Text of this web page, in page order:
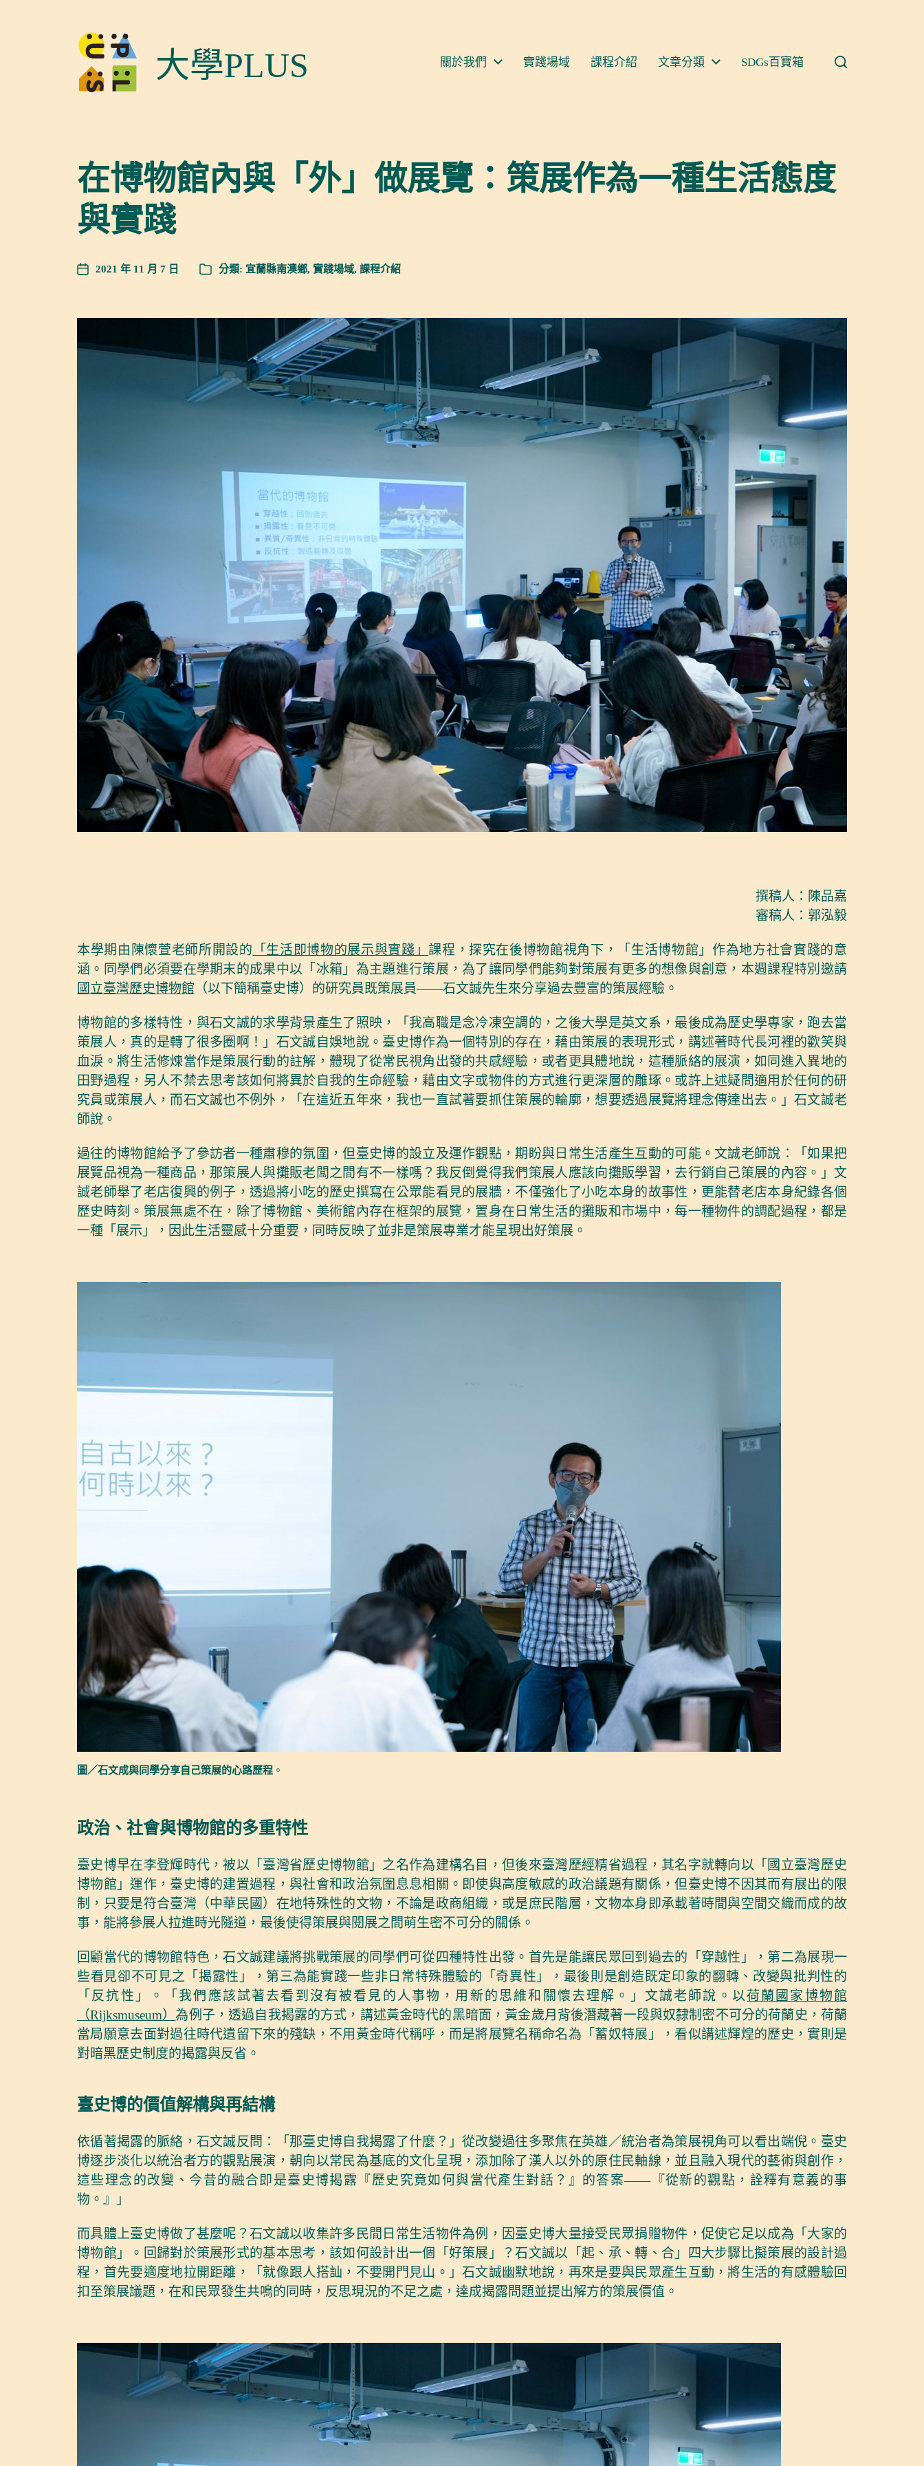
大學PLUS 關於我們 實踐場域 課程介紹 文章分類 SDGs百寶箱
在博物館內與「外」做展覽：策展作為一種生活態度
與實踐
2021 年 11 月 7 日 分類: 宜蘭縣南澳鄉, 實踐場域, 課程介紹
撰稿人：陳品嘉
審稿人：郭泓毅
本學期由陳懷萱老師所開設的 「生活即博物的展示與實踐」課程，探究在後博物館視角下，「生活博物館」作為地方社會實踐的意
涵。同學們必須要在學期末的成果中以「冰箱」為主題進行策展，為了讓同學們能夠對策展有更多的想像與創意，本週課程特別邀請
國立臺灣歷史博物館 （以下簡稱臺史博）的研究員既策展員——石文誠先生來分享過去豐富的策展經驗。
博物館的多樣特性，與石文誠的求學背景產生了照映，「我高職是念冷凍空調的，之後大學是英文系，最後成為歷史學專家，跑去當
策展人，真的是轉了很多圈啊！」石文誠自娛地說。臺史博作為一個特別的存在，藉由策展的表現形式，講述著時代長河裡的歡笑與
血淚。將生活修煉當作是策展行動的註解，體現了從常民視角出發的共感經驗，或者更具體地說，這種脈絡的展演，如同進入異地的
田野過程，另人不禁去思考該如何將異於自我的生命經驗，藉由文字或物件的方式進行更深層的雕琢。或許上述疑問適用於任何的研
究員或策展人，而石文誠也不例外，「在這近五年來，我也一直試著要抓住策展的輪廓，想要透過展覽將理念傳達出去。」石文誠老
師說。
過往的博物館給予了參訪者一種肅穆的氛圍，但臺史博的設立及運作觀點，期盼與日常生活產生互動的可能。文誠老師說：「如果把
展覽品視為一種商品，那策展人與攤販老闆之間有不一樣嗎？我反倒覺得我們策展人應該向攤販學習，去行銷自己策展的內容。」文
誠老師舉了老店復興的例子，透過將小吃的歷史撰寫在公眾能看見的展牆，不僅強化了小吃本身的故事性，更能替老店本身紀錄各個
歷史時刻。策展無處不在，除了博物館、美術館內存在框架的展覽，置身在日常生活的攤販和市場中，每一種物件的調配過程，都是
一種「展示」，因此生活靈感十分重要，同時反映了並非是策展專業才能呈現出好策展。
圖／石文成與同學分享自己策展的心路歷程 。
政治、社會與博物館的多重特性
臺史博早在李登輝時代，被以「臺灣省歷史博物館」之名作為建構名目，但後來臺灣歷經精省過程，其名字就轉向以「國立臺灣歷史
博物館」運作，臺史博的建置過程，與社會和政治氛圍息息相關。即使與高度敏感的政治議題有關係，但臺史博不因其而有展出的限
制，只要是符合臺灣（中華民國）在地特殊性的文物，不論是政商組織，或是庶民階層，文物本身即承載著時間與空間交織而成的故
事，能將參展人拉進時光隧道，最後使得策展與閱展之間萌生密不可分的關係。
回顧當代的博物館特色，石文誠建議將挑戰策展的同學們可從四種特性出發。首先是能讓民眾回到過去的「穿越性」，第二為展現一
些看見卻不可見之「揭露性」，第三為能實踐一些非日常特殊體驗的「奇異性」，最後則是創造既定印象的翻轉、改變與批判性的
「反抗性」。「我們應該試著去看到沒有被看見的人事物，用新的思維和關懷去理解。」文誠老師說。以荷蘭國家博物館
（Rijksmuseum）為例子，透過自我揭露的方式，講述黃金時代的黑暗面，黃金歲月背後潛藏著一段與奴隸制密不可分的荷蘭史，荷蘭
當局願意去面對過往時代遺留下來的殘缺，不用黃金時代稱呼，而是將展覽名稱命名為「蓄奴特展」，看似講述輝煌的歷史，實則是
對暗黑歷史制度的揭露與反省。
臺史博的價值解構與再結構
依循著揭露的脈絡，石文誠反問：「那臺史博自我揭露了什麼？」從改變過往多聚焦在英雄／統治者為策展視角可以看出端倪。臺史
博逐步淡化以統治者方的觀點展演，朝向以常民為基底的文化呈現，添加除了漢人以外的原住民軸線，並且融入現代的藝術與創作，
這些理念的改變、今昔的融合即是臺史博揭露『歷史究竟如何與當代產生對話？』的答案——『從新的觀點，詮釋有意義的事
物。』」
而具體上臺史博做了甚麼呢？石文誠以收集許多民間日常生活物件為例，因臺史博大量接受民眾捐贈物件，促使它足以成為「大家的
博物館」。回歸對於策展形式的基本思考，該如何設計出一個「好策展」？石文誠以「起、承、轉、合」四大步驟比擬策展的設計過
程，首先要適度地拉開距離，「就像跟人搭訕，不要開門見山。」石文誠幽默地說，再來是要與民眾產生互動，將生活的有感體驗回
扣至策展議題，在和民眾發生共鳴的同時，反思現況的不足之處，達成揭露問題並提出解方的策展價值。